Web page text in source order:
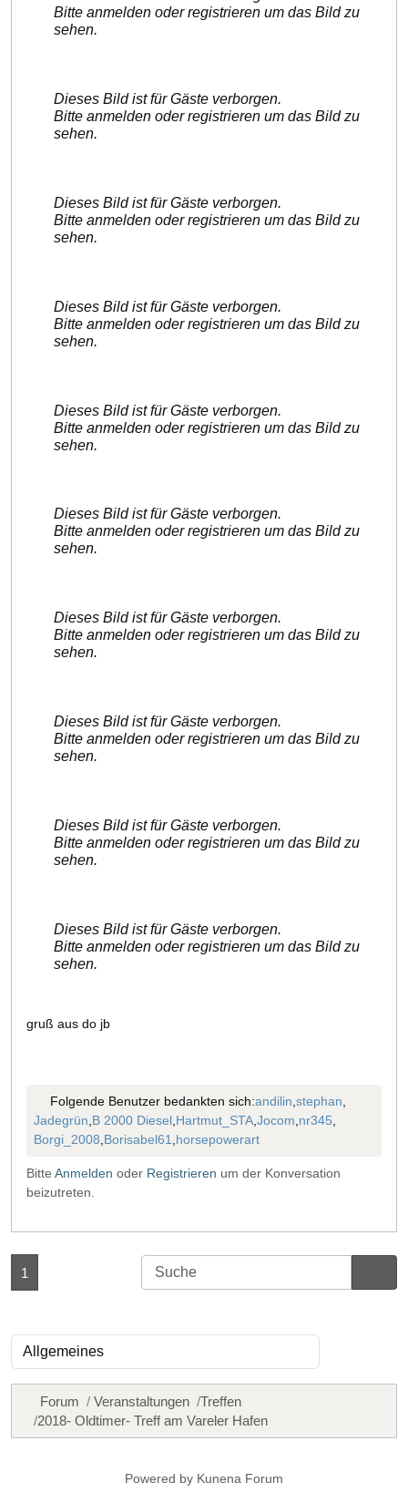
Bitte anmelden oder registrieren um das Bild zu
sehen.
Dieses Bild ist für Gäste verborgen.
Bitte anmelden oder registrieren um das Bild zu
sehen.
Dieses Bild ist für Gäste verborgen.
Bitte anmelden oder registrieren um das Bild zu
sehen.
Dieses Bild ist für Gäste verborgen.
Bitte anmelden oder registrieren um das Bild zu
sehen.
Dieses Bild ist für Gäste verborgen.
Bitte anmelden oder registrieren um das Bild zu
sehen.
Dieses Bild ist für Gäste verborgen.
Bitte anmelden oder registrieren um das Bild zu
sehen.
Dieses Bild ist für Gäste verborgen.
Bitte anmelden oder registrieren um das Bild zu
sehen.
Dieses Bild ist für Gäste verborgen.
Bitte anmelden oder registrieren um das Bild zu
sehen.
Dieses Bild ist für Gäste verborgen.
Bitte anmelden oder registrieren um das Bild zu
sehen.
Dieses Bild ist für Gäste verborgen.
Bitte anmelden oder registrieren um das Bild zu
sehen.
gruß aus do jb
Folgende Benutzer bedankten sich:andilin,stephan,
Jadegrün,B 2000 Diesel,Hartmut_STA,Jocom,nr345,
Borgi_2008,Borisabel61,horsepowerart
Bitte Anmelden oder Registrieren um der Konversation
beizutreten.
1
Forum Veranstaltungen
Treffen
2018- Oldtimer- Treff am Vareler Hafen
Powered by Kunena Forum